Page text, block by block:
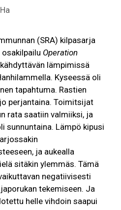
(SRA) kilpasarja
osakilpailu Operation
lämpimissä
Kyseessä oli
tapahtuma. Rastien
perjantaina. Toimitsijat
rata saatiin valmiiksi, ja
sunnuntaina. Lämpö kipusi
ja aukealla
sitäkin ylemmäs. Tämä
negatiivisesti
tekemiseen. Ja
helle vihdoin saapui